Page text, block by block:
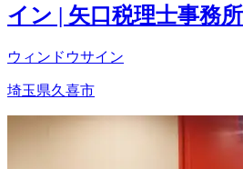
イン | 矢口税理士事務所
ウィンドウサイン
埼玉県久喜市